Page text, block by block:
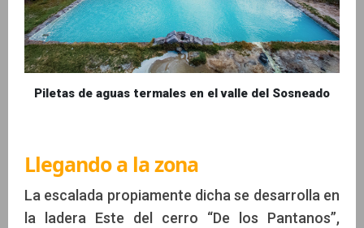
Piletas de aguas termales en el valle del Sosneado
Llegando a la zona
La escalada propiamente dicha se desarrolla en
la ladera Este del cerro “De los Pantanos”,